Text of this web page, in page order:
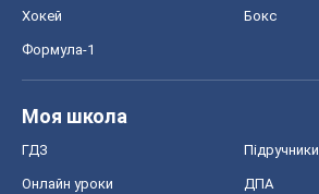
Хокей Бокс
Формула-1
Моя школа
ГДЗ Підручники
Онлайн уроки ДПА